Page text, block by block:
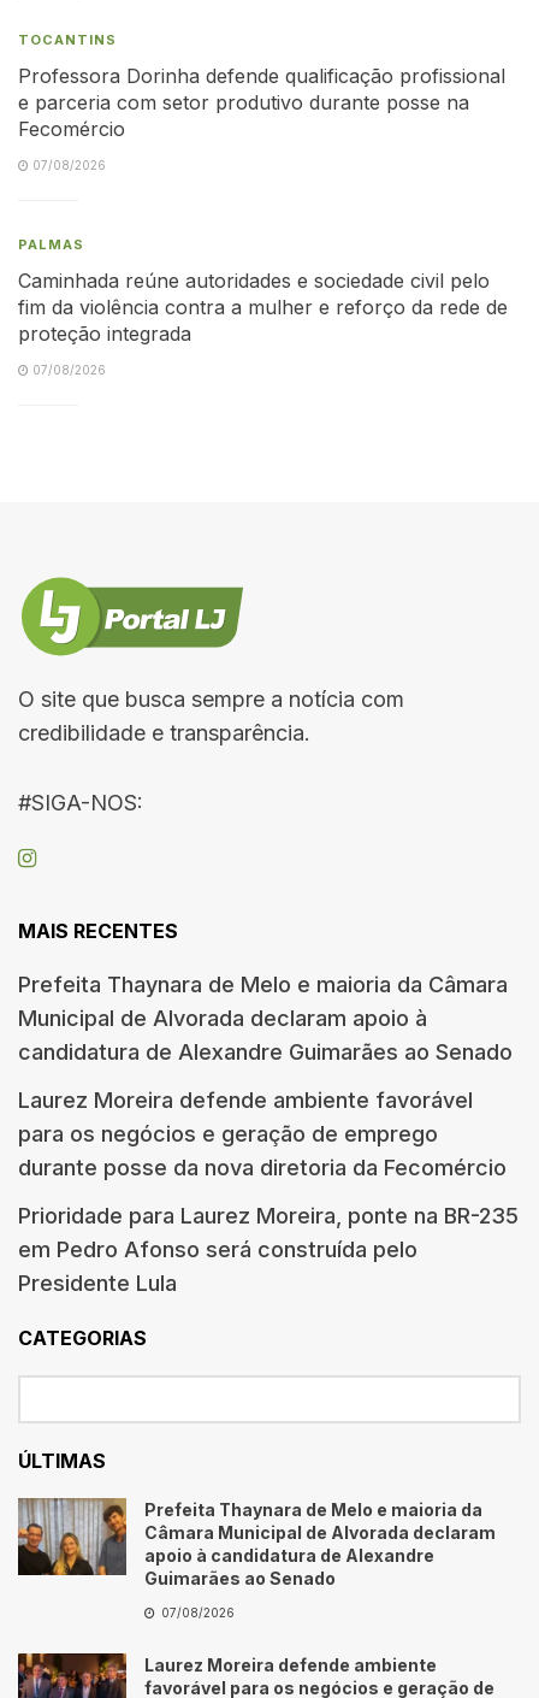
TOCANTINS
Professora Dorinha defende qualificação profissional
e parceria com setor produtivo durante posse na
Fecomércio
07/08/2026
PALMAS
Caminhada reúne autoridades e sociedade civil pelo
fim da violência contra a mulher e reforço da rede de
proteção integrada
07/08/2026
O site que busca sempre a notícia com
credibilidade e transparência.
#SIGA-NOS:
MAIS RECENTES
Prefeita Thaynara de Melo e maioria da Câmara
Municipal de Alvorada declaram apoio à
candidatura de Alexandre Guimarães ao Senado
Laurez Moreira defende ambiente favorável
para os negócios e geração de emprego
durante posse da nova diretoria da Fecomércio
Prioridade para Laurez Moreira, ponte na BR-235
em Pedro Afonso será construída pelo
Presidente Lula
CATEGORIAS
ÚLTIMAS
Prefeita Thaynara de Melo e maioria da
Câmara Municipal de Alvorada declaram
apoio à candidatura de Alexandre
Guimarães ao Senado
07/08/2026
Laurez Moreira defende ambiente
favorável para os negócios e geração de